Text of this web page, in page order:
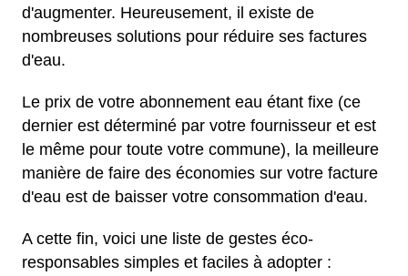
d'augmenter. Heureusement, il existe de
nombreuses solutions pour réduire ses factures
d'eau.
Le prix de votre abonnement eau étant fixe (ce
dernier est déterminé par votre fournisseur et est
le même pour toute votre commune), la meilleure
manière de faire des économies sur votre facture
d'eau est de baisser votre consommation d'eau.
A cette fin, voici une liste de gestes éco-
responsables simples et faciles à adopter :